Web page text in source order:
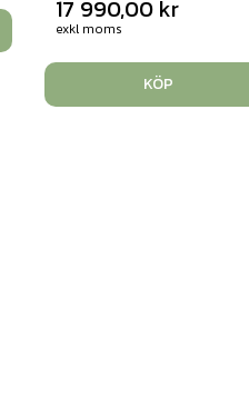
17 990,00 kr
exkl moms
KÖP